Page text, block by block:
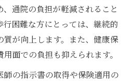
通院の負担が軽減されること
困難な方にとっては、継続的
質が向上します。また、健康保
面での負担も抑えられます。
師の指示書の取得や保険適用の